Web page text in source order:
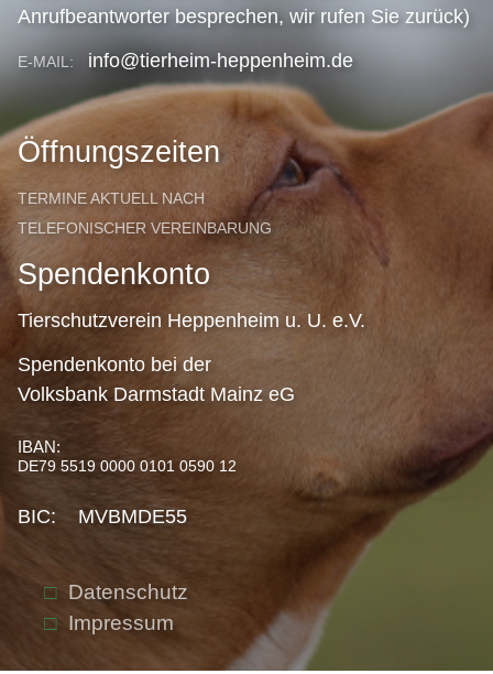
Anrufbeantworter besprechen, wir rufen Sie zurück)
E-MAIL: info@tierheim-heppenheim.de
Öffnungszeiten
TERMINE AKTUELL NACH
TELEFONISCHER VEREINBARUNG
Spendenkonto
Tierschutzverein Heppenheim u. U. e.V.
Spendenkonto bei der
Volksbank Darmstadt Mainz eG
IBAN:
DE79 5519 0000 0101 0590 12
BIC: MVBMDE55
Datenschutz
Impressum